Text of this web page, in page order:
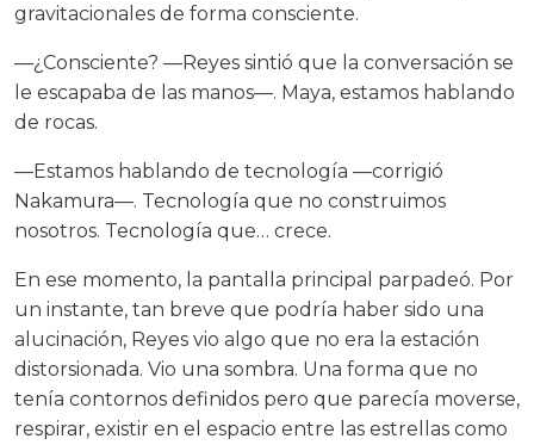
gravitacionales de forma consciente.
—¿Consciente? —Reyes sintió que la conversación se
le escapaba de las manos—. Maya, estamos hablando
de rocas.
—Estamos hablando de tecnología —corrigió
Nakamura—. Tecnología que no construimos
nosotros. Tecnología que… crece.
En ese momento, la pantalla principal parpadeó. Por
un instante, tan breve que podría haber sido una
alucinación, Reyes vio algo que no era la estación
distorsionada. Vio una sombra. Una forma que no
tenía contornos definidos pero que parecía moverse,
respirar, existir en el espacio entre las estrellas como